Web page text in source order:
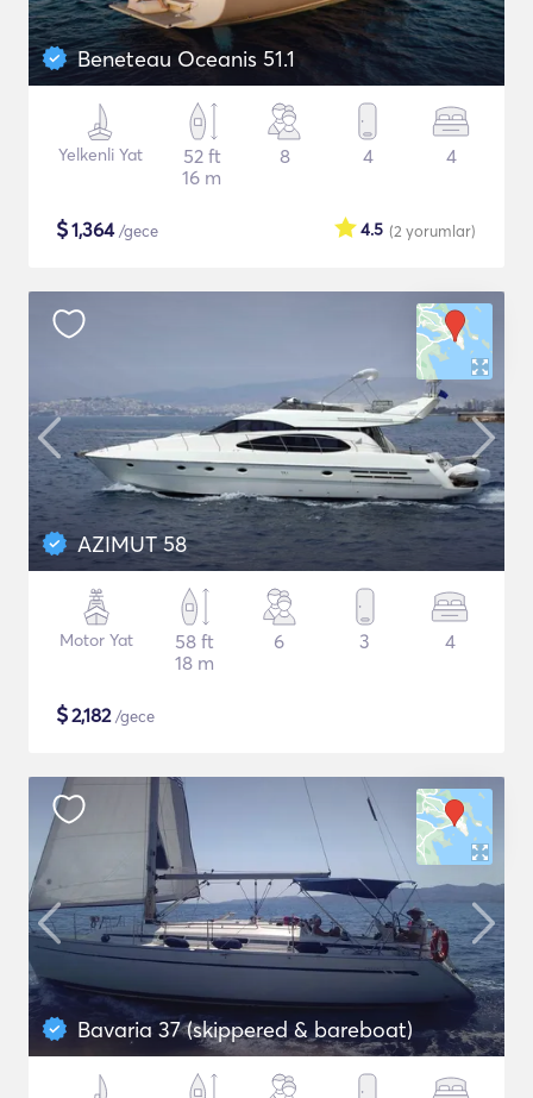
Beneteau Oceanis 51.1
Yelkenli Yat
52 ft
16 m
8 4 4
$1,364/gece (2 yorumlar)
4.5
AZIMUT 58
Motor Yat
58 ft
18 m
6 3 4
$2,182/gece
Bavaria 37 (skippered & bareboat)